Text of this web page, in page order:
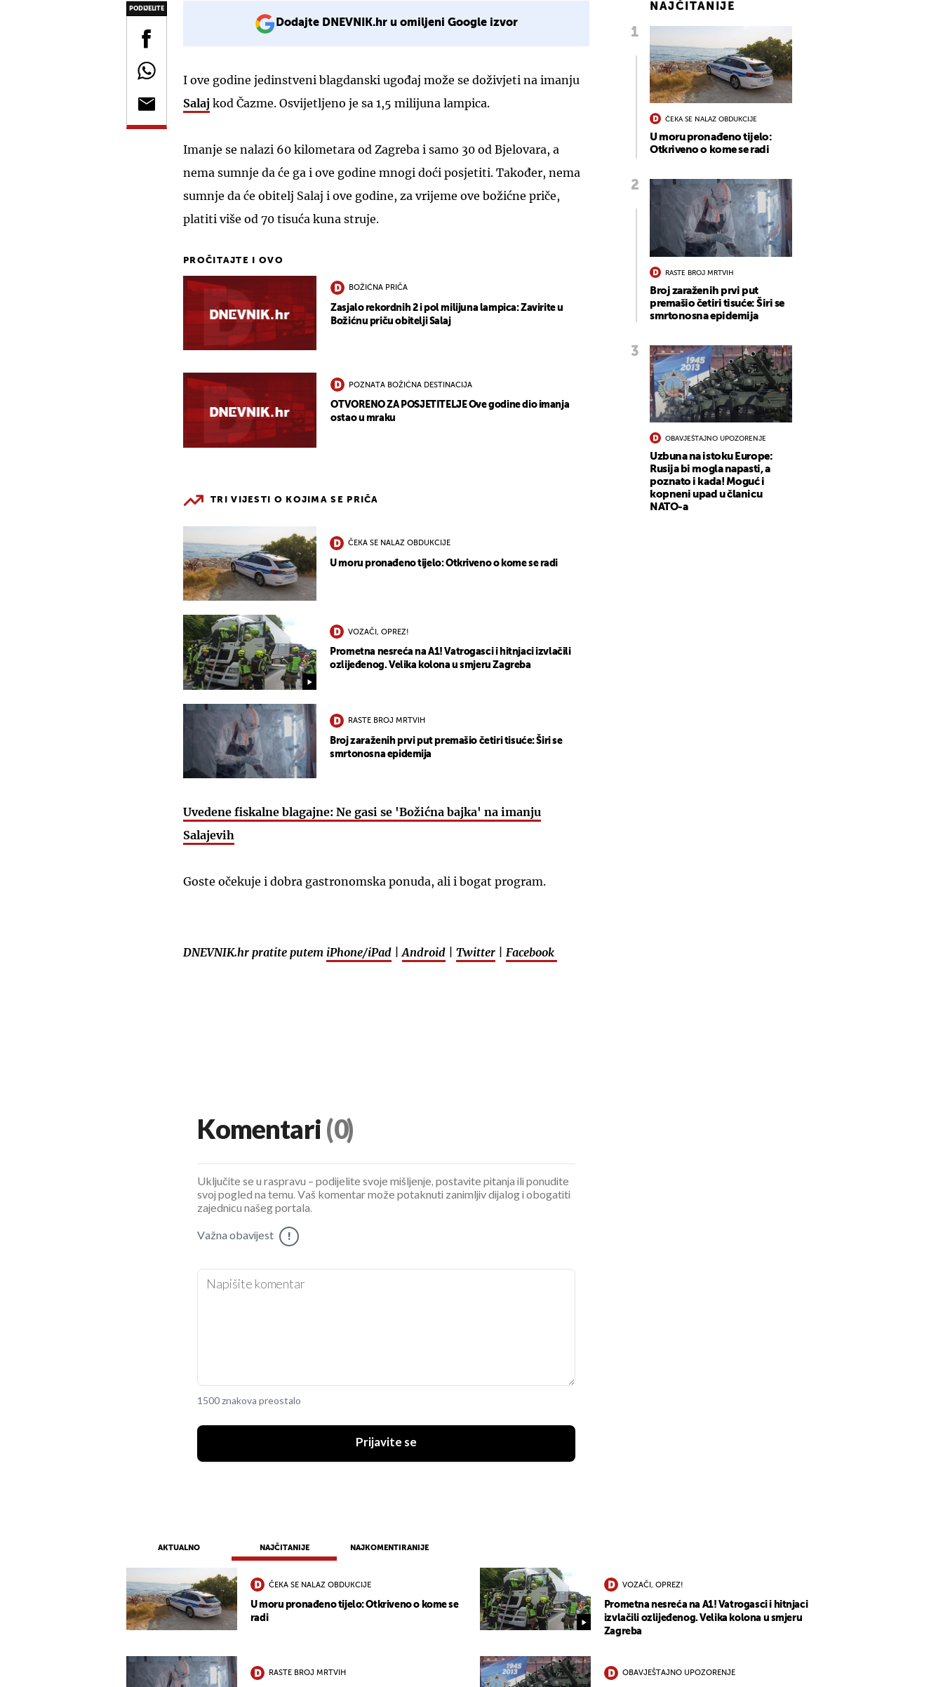
PODIJELITE
Dodajte DNEVNIK.hr u omiljeni Google izvor
I ove godine jedinstveni blagdanski ugođaj može se doživjeti na imanju
Salaj kod Čazme. Osvijetljeno je sa 1,5 milijuna lampica.
Imanje se nalazi 60 kilometara od Zagreba i samo 30 od Bjelovara, a
nema sumnje da će ga i ove godine mnogi doći posjetiti. Također, nema
sumnje da će obitelj Salaj i ove godine, za vrijeme ove božićne priče,
platiti više od 70 tisuća kuna struje.
PROČITAJTE I OVO
BOŽIĆNA PRIČA
Zasjalo rekordnih 2 i pol milijuna lampica: Zavirite u
Božićnu priču obitelji Salaj
POZNATA BOŽIĆNA DESTINACIJA
OTVORENO ZA POSJETITELJE Ove godine dio imanja
ostao u mraku
TRI VIJESTI O KOJIMA SE PRIČA
ČEKA SE NALAZ OBDUKCIJE
U moru pronađeno tijelo: Otkriveno o kome se radi
VOZAČI, OPREZ!
Prometna nesreća na A1! Vatrogasci i hitnjaci izvlačili
ozlijeđenog. Velika kolona u smjeru Zagreba
RASTE BROJ MRTVIH
Broj zaraženih prvi put premašio četiri tisuće: Širi se
smrtonosna epidemija
Uvedene fiskalne blagajne: Ne gasi se 'Božićna bajka' na imanju
Salajevih
Goste očekuje i dobra gastronomska ponuda, ali i bogat program.
DNEVNIK.hr pratite putem iPhone/iPad |Android Twitter Facebook
NAJČITANIJE
ČEKA SE NALAZ OBDUKCIJE
U moru pronađeno tijelo:
Otkriveno o kome se radi
RASTE BROJ MRTVIH
Broj zaraženih prvi put
premašio četiri tisuće: Širi se
smrtonosna epidemija
OBAVJEŠTAJNO UPOZORENJE
Uzbuna na istoku Europe:
Rusija bi mogla napasti, a
poznato i kada! Moguć i
kopneni upad u članicu
NATO-a
Komentari (0)
Uključite se u raspravu – podijelite svoje mišljenje, postavite pitanja ili ponudite
svoj pogled na temu. Vaš komentar može potaknuti zanimljiv dijalog i obogatiti
zajednicu našeg portala.
Važna obavijest !
1500 znakova preostalo
Prijavite se
AKTUALNO NAJČITANIJE NAJKOMENTIRANIJE
ČEKA SE NALAZ OBDUKCIJE
U moru pronađeno tijelo: Otkriveno o kome se
radi
VOZAČI, OPREZ!
Prometna nesreća na A1! Vatrogasci i hitnjaci
izvlačili ozlijeđenog. Velika kolona u smjeru
Zagreba
RASTE BROJ MRTVIH OBAVJEŠTAJNO UPOZORENJE